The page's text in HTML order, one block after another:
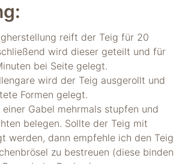
reift der Teig für 20
wird dieser geteilt und für
bei Seite gelegt.
wird der Teig ausgerollt und
Formen gelegt.
einer Gabel mehrmals stupfen und
belegen. Sollte der Teig mit
werden, dann empfehle ich den Teig
zu bestreuen (diese binden
sie